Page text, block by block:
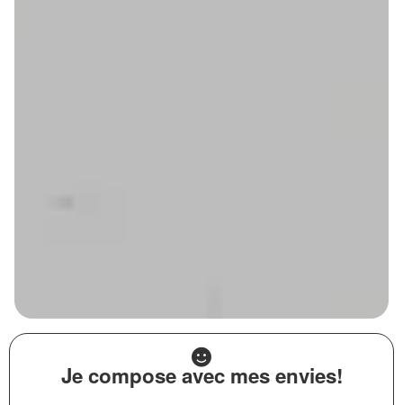
Je compose avec mes envies!